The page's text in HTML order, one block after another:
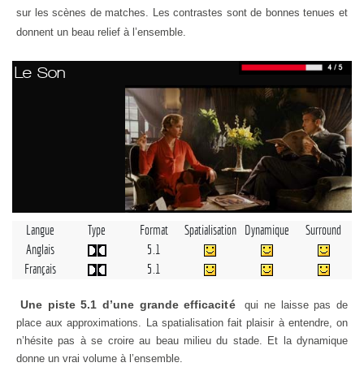
sur les scènes de matches. Les contrastes sont de bonnes tenues et
donnent un beau relief à l’ensemble.
Le Son
Langue Type Format Spatialisation Dynamique
Surround
Anglais
5.1
Français
5.1
Une piste 5.1 d’une grande efficacité
qui ne laisse pas de
place aux approximations. La spatialisation fait plaisir à entendre, on
n’hésite pas à se croire au beau milieu du stade. Et la dynamique
donne un vrai volume à l’ensemble.